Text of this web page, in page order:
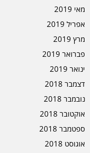
מאי 2019
אפריל 2019
מרץ 2019
פברואר 2019
ינואר 2019
דצמבר 2018
נובמבר 2018
אוקטובר 2018
ספטמבר 2018
אוגוסט 2018